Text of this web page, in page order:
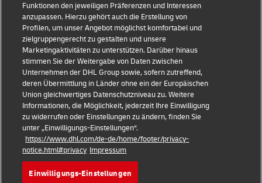
Nutzungsbedingungen
Datenschutz
Weitere Informationen
Cookie-Einstellungen
Folgen Sie uns
Funktionen den jeweiligen Präferenzen und Interessen
anzupassen. Hierzu gehört auch die Erstellung von
Profilen, um unser Angebot möglichst komfortabel und
zielgruppengerecht zu gestalten und unsere
Marketingaktivitäten zu unterstützen. Darüber hinaus
stimmen Sie der Weitergabe von Daten zwischen
Unternehmen der DHL Group sowie, sofern zutreffend,
deren Übermittlung in Länder ohne ein der Europäischen
Union gleichwertiges Datenschutzniveau zu. Weitere
Informationen, die Möglichkeit, jederzeit Ihre Einwilligung
zu widerrufen oder Einstellungen zu ändern, finden Sie
unter „Einwilligungs-Einstellungen“.
https://www.dhl.com/de-de/home/footer/privacy-
notice.html#privacy Impressum
Einwilligungs-Einstellungen